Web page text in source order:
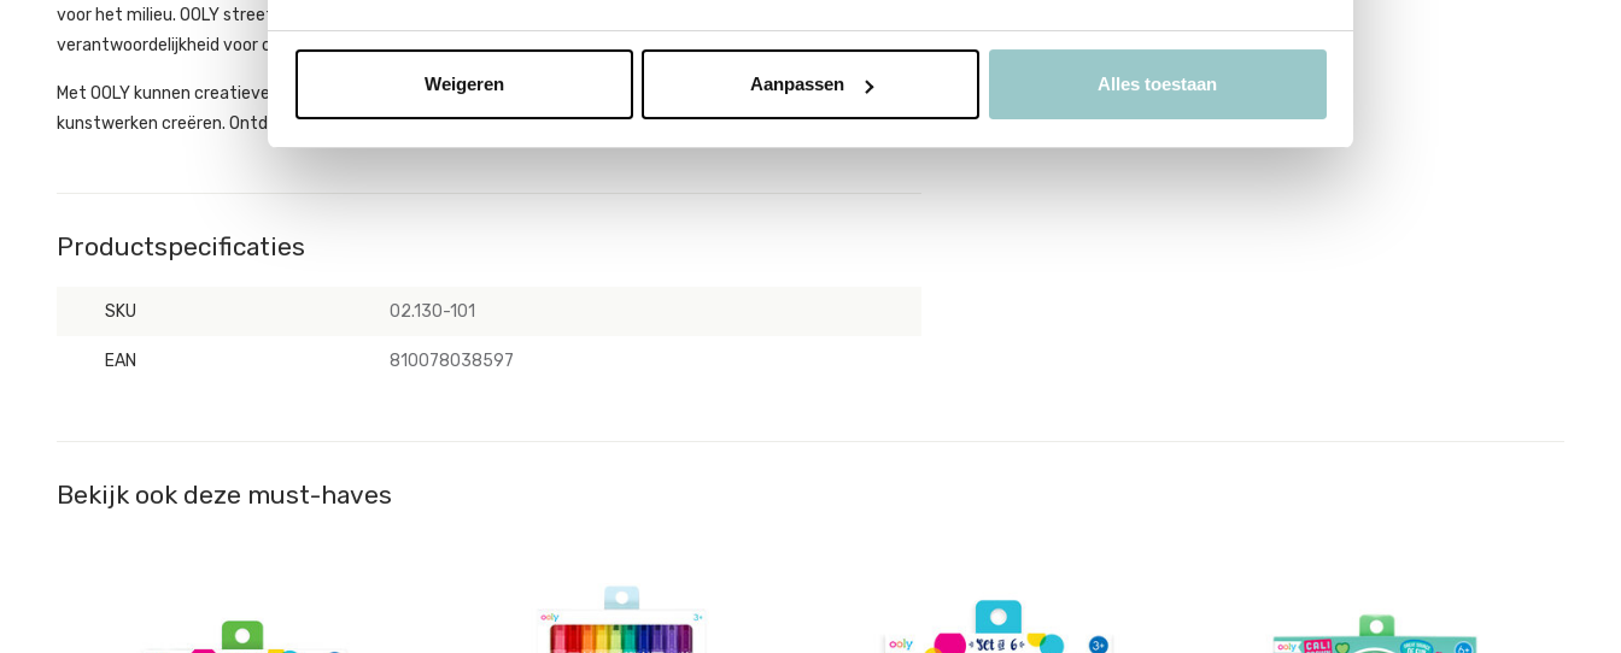
Weigeren Aanpassen Alles toestaan
voor het milieu. OOLY streeft ernaar om creativiteit te bevorderen zonder concessies te doen aan de
verantwoordelijkheid voor onze planeet.
Met OOLY kunnen creatievelingen van alle leeftijden hun verbeelding de vrije loop laten en kleurrijke, levendige
kunstwerken creëren. Ontdek de wereld van OOLY en laat je inspireren om jouw creatieve reis te beginnen!
Productspecificaties
SKU 02.130-101
EAN 810078038597
Bekijk ook deze must-haves